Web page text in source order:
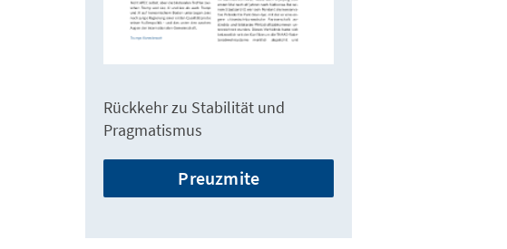
Rückkehr zu Stabilität und
Pragmatismus
Preuzmite